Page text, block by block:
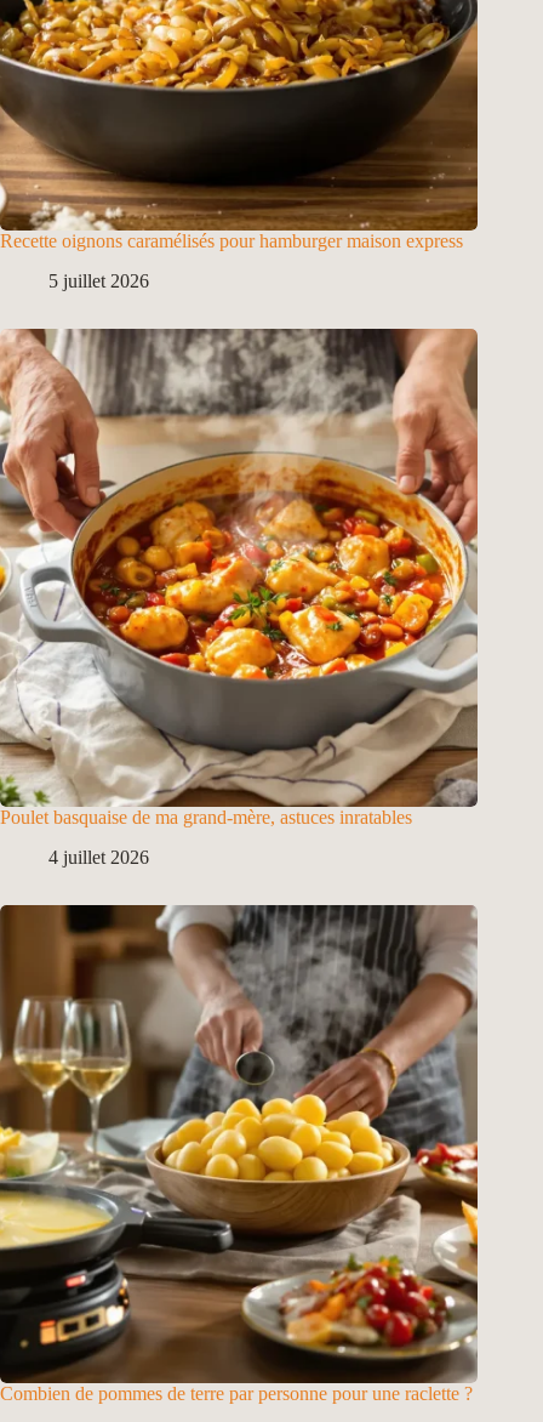
Recette oignons caramélisés pour hamburger maison express
5 juillet 2026
Poulet basquaise de ma grand-mère, astuces inratables
4 juillet 2026
Combien de pommes de terre par personne pour une raclette ?